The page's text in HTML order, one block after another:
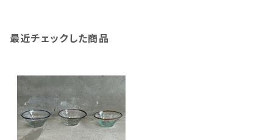
最近チェックした商品